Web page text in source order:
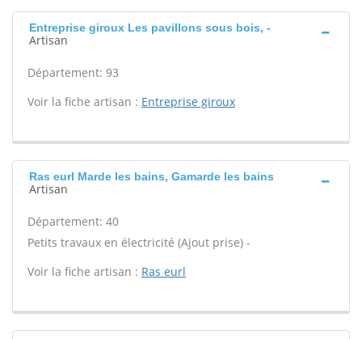
Entreprise giroux Les pavillons sous bois, -
Artisan
Département: 93
Voir la fiche artisan : Entreprise giroux
Ras eurl Marde les bains, Gamarde les bains
Artisan
Département: 40
Petits travaux en électricité (Ajout prise) -
Voir la fiche artisan : Ras eurl